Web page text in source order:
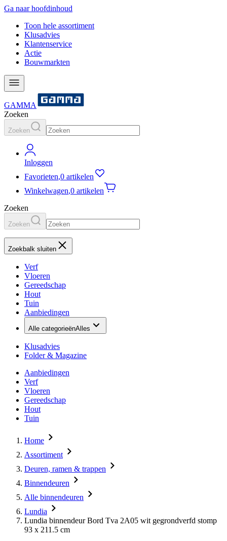
Ga naar hoofdinhoud
Toon hele assortiment
Klusadvies
Klantenservice
Actie
Bouwmarkten
GAMMA
Zoeken
Zoeken
Inloggen
Favorieten,0 artikelen
Winkelwagen,0 artikelen
Zoeken
Zoeken
Zoekbalk sluiten
Verf
Vloeren
Gereedschap
Hout
Tuin
Aanbiedingen
Alle categorieënAlles
Klusadvies
Folder & Magazine
Aanbiedingen
Verf
Vloeren
Gereedschap
Hout
Tuin
Home
Assortiment
Deuren, ramen & trappen
Binnendeuren
Alle binnendeuren
Lundia
Lundia binnendeur Bord Tva 2A05 wit gegrondverfd stomp
93 x 211.5 cm